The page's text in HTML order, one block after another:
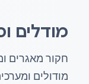
מודלים
חקור מאגרים
מודולים